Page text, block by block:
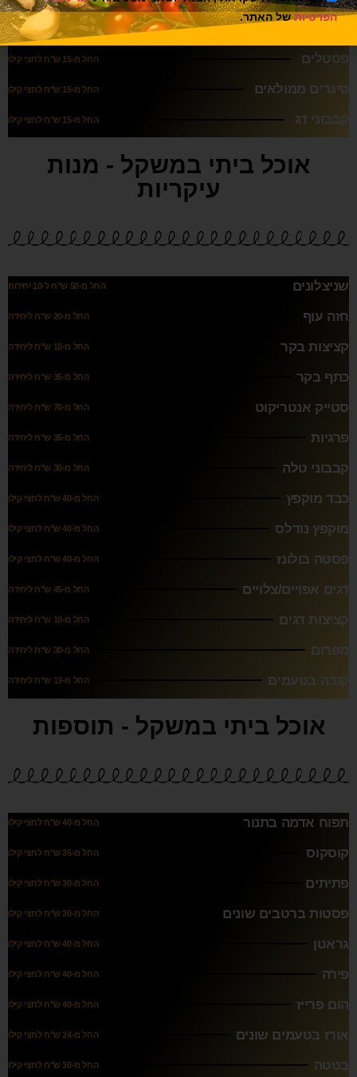
החל מ-15 ש"ח לחצי קילו
פסטלים החל מ-15 ש"ח לחצי קילו
סיגרים ממולאים החל מ-15 ש"ח לחצי קילו
קבבוני דג החל מ-15 ש"ח לחצי קילו
אוכל ביתי במשקל - מנות
עיקריות
שניצלונים החל מ-50 ש"ח ל-10 יחידות
חזה עוף החל מ-20 ש"ח ליחידה
קציצות בקר החל מ-10 ש"ח ליחידה
כתף בקר החל מ-35 ש"ח ליחידה
סטייק אנטריקוט החל מ-70 ש"ח ליחידה
פרגיות החל מ-35 ש"ח ליחידה
קבבוני טלה החל מ-30 ש"ח ליחידה
כבד מוקפץ החל מ-40 ש"ח לחצי קילו
מוקפץ נודלס החל מ-40 ש"ח לחצי קילו
פסטה בולונז החל מ-40 ש"ח לחצי קילו
דגים אפויים/צלויים החל מ-45 ש"ח ליחידה
קציצות דגים החל מ-10 ש"ח ליחידה
מפרום החל מ-30 ש"ח ליחידה
קובה בטעמים החל מ-13 ש"ח ליחידה
אוכל ביתי במשקל - תוספות
תפוח אדמה בתנור החל מ-40 ש"ח לחצי קילו
קוסקוס החל מ-35 ש"ח לחצי קילו
פתיתים החל מ-30 ש"ח לחצי קילו
פסטות ברטבים שונים החל מ-30 ש"ח לחצי קילו
גראטן החל מ-40 ש"ח לחצי קילו
פירה החל מ-40 ש"ח לחצי קילו
הום פרייז החל מ-40 ש"ח לחצי קילו
אורז בטעמים שונים החל מ-24 ש"ח לחצי קילו
בטטה החל מ-30 ש"ח לחצי קילו
הפרטיותשל האתר.